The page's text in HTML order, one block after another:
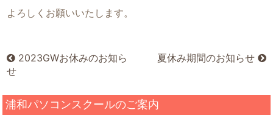
よろしくお願いいたします。
2023GWお休みのお知ら
せ
夏休み期間のお知らせ
浦和パソコンスクールのご案内